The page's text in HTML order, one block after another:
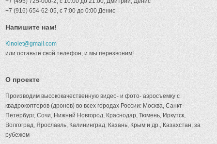
+7 (916) 654-62-05, с 7:00 до 0:00 Денис
Напишите нам!
Kinolet@gmail.com
или оставьте свой телефон, и мы перезвоним!
О проекте
Производим высококачественную видео- и фото- аэросъемку с
квадрокоптеров (дронов) во всех городах России: Москва, Санкт-
Петербург, Сочи, Нижний Новгород, Краснодар, Тюмень, Иркутск,
Волгоград, Ярославль, Калининград, Казань, Крым и др., Казахстан, за
рубежом